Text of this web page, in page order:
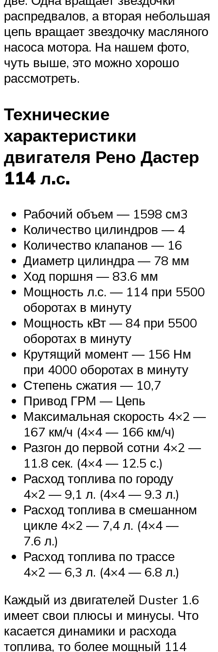
распредвалов, а вторая небольшая
цепь вращает звездочку масляного
насоса мотора. На нашем фото,
чуть выше, это можно хорошо
рассмотреть.
Технические
характеристики
двигателя Рено Дастер
114 л.с.
Рабочий объем — 1598 см3
Количество цилиндров — 4
Количество клапанов — 16
Диаметр цилиндра — 78 мм
Ход поршня — 83.6 мм
Мощность л.с. — 114 при 5500
оборотах в минуту
Мощность кВт — 84 при 5500
оборотах в минуту
Крутящий момент — 156 Нм
при 4000 оборотах в минуту
Степень сжатия — 10,7
Привод ГРМ — Цепь
Максимальная скорость 4×2 —
167 км/ч (4×4 — 166 км/ч)
Разгон до первой сотни 4×2 —
11.8 сек. (4×4 — 12.5 с.)
Расход топлива по городу
4×2 — 9,1 л. (4×4 — 9.3 л.)
Расход топлива в смешанном
цикле 4×2 — 7,4 л. (4×4 —
7.6 л.)
Расход топлива по трассе
4×2 — 6,3 л. (4×4 — 6.8 л.)
Каждый из двигателей Duster 1.6
имеет свои плюсы и минусы. Что
касается динамики и расхода
топлива, то более мощный 114